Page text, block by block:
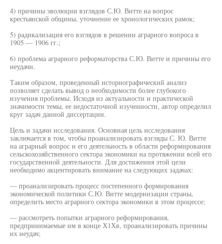
4) причины эволюции взглядов С.Ю. Витте на вопрос
крестьянской общины, уточнение ее хронологических рамок;
5) радикализация его взглядов в решении аграрного вопроса в
1905 — 1906 гг.;
6) проблема аграрного реформаторства С.Ю. Витте и причины его
неудачи.
Таким образом, проведенный историографический анализ
позволяет сделать вывод о необходимости более глубокого
изучения проблемы. Исходя из актуальности и практической
значимости темы, ее недостаточной изученности, автор определил
круг задач данной диссертации.
Цель и задачи исследования. Основная цель исследования
заключается в том, чтобы проанализировать взгляды С. Ю. Витте
на аграрный вопрос и его деятельность в области реформирования
сельскохозяйственного сектора экономики на протяжении всей его
государственной деятельности. Для достижения этой цели
необходимо акцентировать внимание на следующих задачах:
— проанализировать процесс постепенного формирования
экономической политики С.Ю. Витте модернизации страны,
определить место аграрного сектора экономики в этом процессе;
— рассмотреть попытки аграрного реформирования,
предпринимаемые им в конце Х1Хв, проанализировать причины
их неудач;